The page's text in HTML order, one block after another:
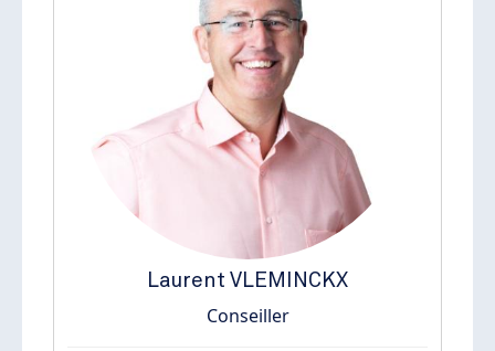
Laurent VLEMINCKX
Conseiller